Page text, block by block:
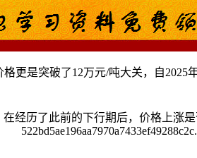
更是突破了12万元/吨大关，自
经历了此前的下行期后，价格上涨